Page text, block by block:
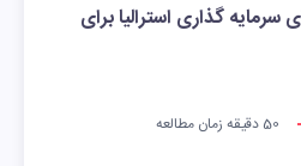
سرمایه گذاری استرالیا برای
50 دقیقه زمان مطالعه